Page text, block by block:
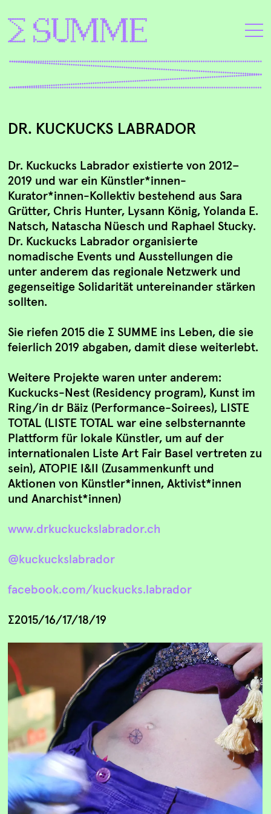
DR. KUCKUCKS LABRADOR
Dr. Kuckucks Labrador existierte von 2012–
2019 und war ein Künstler*innen-
Kurator*innen-Kollektiv bestehend aus Sara
Grütter, Chris Hunter, Lysann König, Yolanda E.
Natsch, Natascha Nüesch und Raphael Stucky.
Dr. Kuckucks Labrador organisierte
nomadische Events und Ausstellungen die
unter anderem das regionale Netzwerk und
gegenseitige Solidarität untereinander stärken
sollten.
Sie riefen 2015 die ∑ SUMME ins Leben, die sie
feierlich 2019 abgaben, damit diese weiterlebt.
Weitere Projekte waren unter anderem:
Kuckucks-Nest (Residency program), Kunst im
Ring/in dr Bäiz (Performance-Soirees), LISTE
TOTAL (LISTE TOTAL war eine selbsternannte
Plattform für lokale Künstler, um auf der
internationalen Liste Art Fair Basel vertreten zu
sein), ATOPIE I&II (Zusammenkunft und
Aktionen von Künstler*innen, Aktivist*innen
und Anarchist*innen)
www.drkuckuckslabrador.ch
@kuckuckslabrador
facebook.com/kuckucks.labrador
∑2015/16/17/18/19